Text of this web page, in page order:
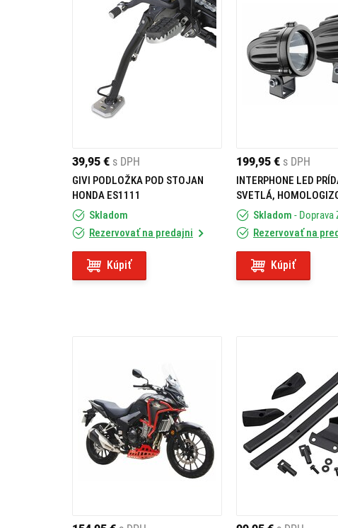
39,95 € s DPH
GIVI PODLOŽKA POD STOJAN
HONDA ES1111
Skladom
Rezervovať na predajni
Kúpiť
199,95 € s DPH
INTERPHONE LED
SVETLÁ,
ČIERNESkladom - Doprava
Rezervovať na
Kúpiť